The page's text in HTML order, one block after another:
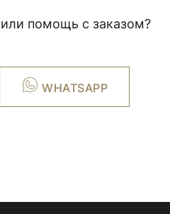
помощь с заказом?
WHATSAPP